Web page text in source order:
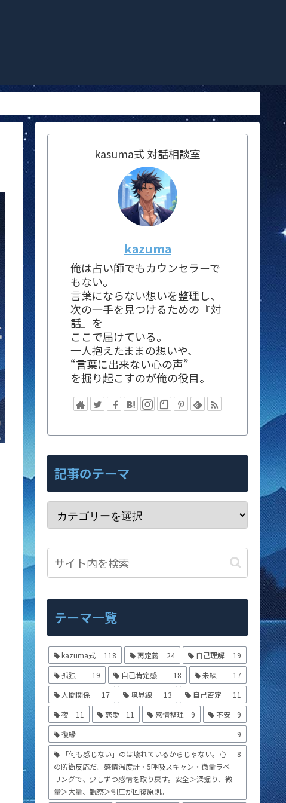
kasuma式 対話相談室
kazuma
俺は占い師でもカウンセラーで
もない。
言葉にならない想いを整理し、
次の一手を見つけるための『対
話』を
ここで届けている。
一人抱えたままの想いや、
“言葉に出来ない心の声”
を掘り起こすのが俺の役目。
記事のテーマ
テーマ一覧
kazuma式 118 再定義 24 自己理解
19
孤独
19 自己肯定感 18 未練
17
人間関係
17 境界線 13 自己否定
11
夜
11 恋愛 11 感情整理 9 不安
9
復縁
9
「何も感じない」のは壊れているからじゃない。心
の防衛反応だ。感情温度計・5呼吸スキャン・微量ラベ
リングで、少しずつ感情を取り戻す。安全＞深掘り、微
量＞大量、観察＞制圧が回復原則。
8